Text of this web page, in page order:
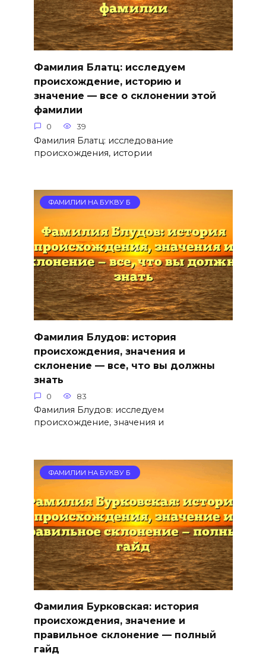
Фамилия Блатц: исследуем
происхождение, историю и
значение — все о склонении этой
фамилии
0 39
Фамилия Блатц: исследование
происхождения, истории
ФАМИЛИИ НА БУКВУ Б
Фамилия Блудов: история
происхождения, значения и
склонение — все, что вы должны
знать
0 83
Фамилия Блудов: исследуем
происхождение, значения и
ФАМИЛИИ НА БУКВУ Б
Фамилия Бурковская: история
происхождения, значение и
правильное склонение — полный
гайд